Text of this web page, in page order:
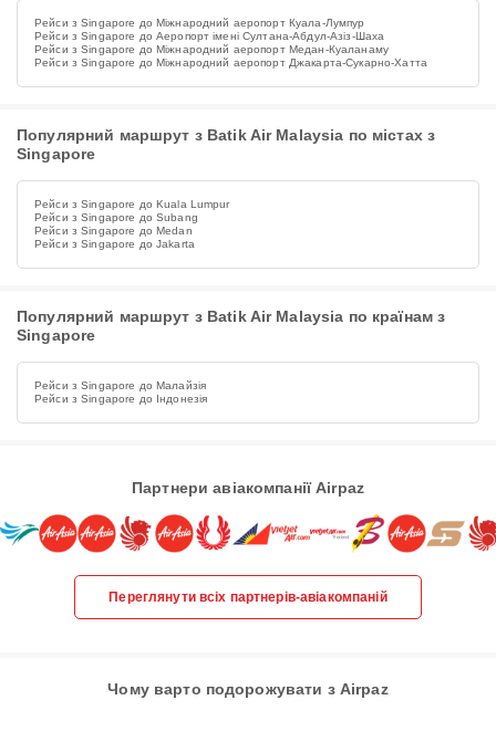
Рейси з Singapore до Міжнародний аеропорт Куала-Лумпур
Рейси з Singapore до Аеропорт імені Султана-Абдул-Азіз-Шаха
Рейси з Singapore до Міжнародний аеропорт Медан-Куаланаму
Рейси з Singapore до Міжнародний аеропорт Джакарта-Сукарно-Хатта
Популярний маршрут з Batik Air Malaysia по містах з
Singapore
Рейси з Singapore до Kuala Lumpur
Рейси з Singapore до Subang
Рейси з Singapore до Medan
Рейси з Singapore до Jakarta
Популярний маршрут з Batik Air Malaysia по країнам з
Singapore
Рейси з Singapore до Малайзія
Рейси з Singapore до Індонезія
Партнери авіакомпанії Airpaz
Переглянути всіх партнерів-авіакомпаній
Чому варто подорожувати з Airpaz